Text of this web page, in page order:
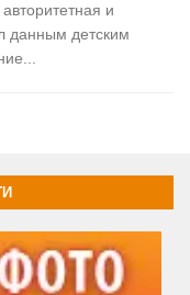
и
данным детским